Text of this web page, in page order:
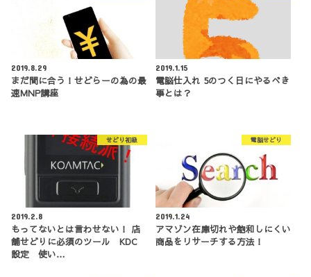
2019.8.29
まだ間に合う！せどらーの為の最
速MNP講座
2019.1.15
電脳仕入れ 5のつく日にやるべき
事とは？
せどり初級
2019.2.8
もってないとは言わせない！ 店
舗せどりに必須のツール KDC
設定 使い…
電脳せどり
2019.1.24
アマゾン在庫切れや飽和しにくい
商品をリサーチする方法！